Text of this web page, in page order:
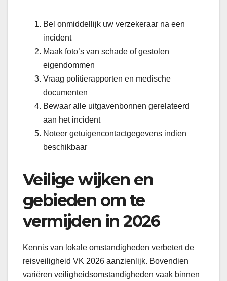
Bel onmiddellijk uw verzekeraar na een
incident
Maak foto’s van schade of gestolen
eigendommen
Vraag politierapporten en medische
documenten
Bewaar alle uitgavenbonnen gerelateerd
aan het incident
Noteer getuigencontactgegevens indien
beschikbaar
Veilige wijken en
gebieden om te
vermijden in 2026
Kennis van lokale omstandigheden verbetert de
reisveiligheid VK 2026 aanzienlijk. Bovendien
variëren veiligheidsomstandigheden vaak binnen